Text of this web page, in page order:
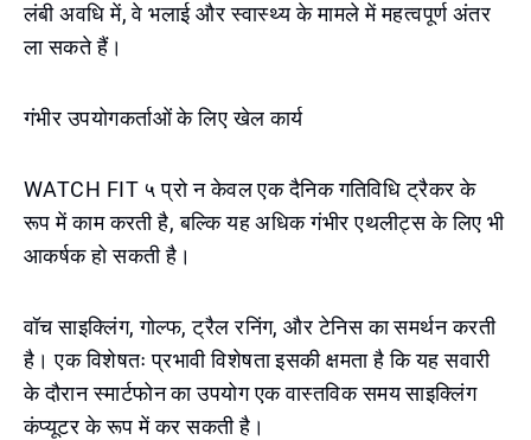
लंबी अवधि में, वे भलाई और स्वास्थ्य के मामले में महत्वपूर्ण अंतर
ला सकते हैं।
गंभीर उपयोगकर्ताओं के लिए खेल कार्य
WATCH FIT ५ प्रो न केवल एक दैनिक गतिविधि ट्रैकर के
रूप में काम करती है, बल्कि यह अधिक गंभीर एथलीट्स के लिए भी
आकर्षक हो सकती है।
वॉच साइक्लिंग, गोल्फ, ट्रैल रनिंग, और टेनिस का समर्थन करती
है। एक विशेषतः प्रभावी विशेषता इसकी क्षमता है कि यह सवारी
के दौरान स्मार्टफोन का उपयोग एक वास्तविक समय साइक्लिंग
कंप्यूटर के रूप में कर सकती है।